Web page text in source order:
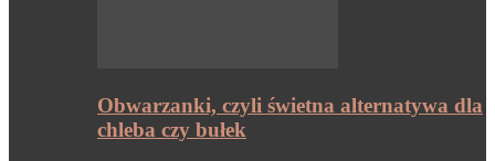
Obwarzanki, czyli świetna alternatywa dla
chleba czy bułek